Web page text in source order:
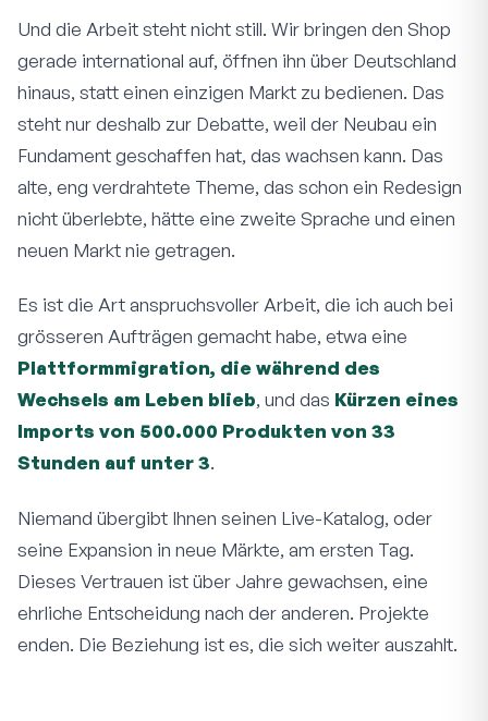
Und die Arbeit steht nicht still. Wir bringen den Shop
gerade international auf, öffnen ihn über Deutschland
hinaus, statt einen einzigen Markt zu bedienen. Das
steht nur deshalb zur Debatte, weil der Neubau ein
Fundament geschaffen hat, das wachsen kann. Das
alte, eng verdrahtete Theme, das schon ein Redesign
nicht überlebte, hätte eine zweite Sprache und einen
neuen Markt nie getragen.
Es ist die Art anspruchsvoller Arbeit, die ich auch bei
grösseren Aufträgen gemacht habe, etwa eine
Plattformmigration, die während des
Wechsels am Leben blieb, und das Kürzen eines
Imports von 500.000 Produkten von 33
Stunden auf unter 3.
Niemand übergibt Ihnen seinen Live-Katalog, oder
seine Expansion in neue Märkte, am ersten Tag.
Dieses Vertrauen ist über Jahre gewachsen, eine
ehrliche Entscheidung nach der anderen. Projekte
enden. Die Beziehung ist es, die sich weiter auszahlt.